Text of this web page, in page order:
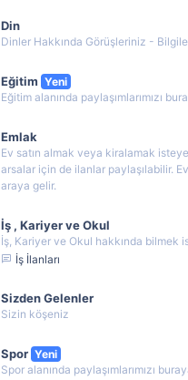
Din
Dinler Hakkında Görüşleriniz -
Eğitim Yeni
Eğitim alanında paylaşımlarımızı
Emlak
Ev satın almak veya kiralamak
arsalar için de ilanlar paylaşılabilir.
araya gelir.
İş , Kariyer ve Okul
İş, Kariyer ve Okul hakkında bilmek
İş İlanları
Sizden Gelenler
Sizin köşeniz
Spor Yeni
Spor alanında paylaşımlarımızı